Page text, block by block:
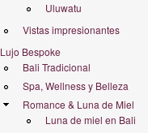
Uluwatu
Vistas impresionantes
Lujo Bespoke
Bali Tradicional
Spa, Wellness y Belleza
Romance & Luna de Miel
Luna de miel en Bali